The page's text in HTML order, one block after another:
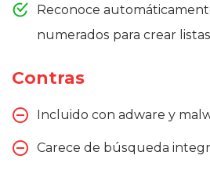
Reconoce
numerados para crear
Contras
Incluido con adware y
Carece de búsqueda